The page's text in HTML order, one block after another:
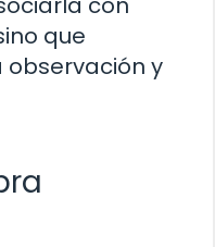
que
y